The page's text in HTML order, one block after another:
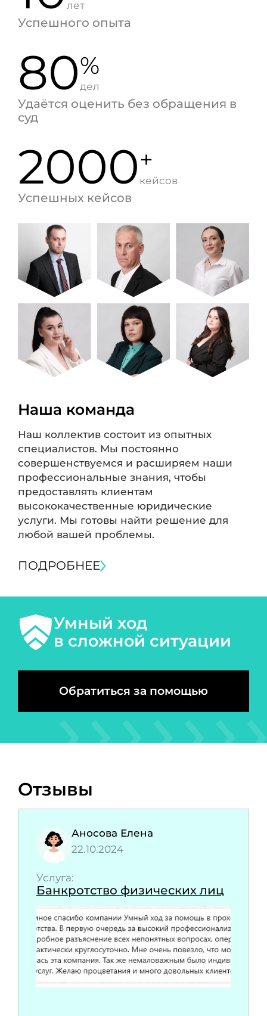
лет
Успешного опыта
80%
дел
Удаётся оценить без обращения в
суд
2000+
кейсов
Успешных кейсов
Наша команда
Наш коллектив состоит из опытных
специалистов. Мы постоянно
совершенствуемся и расширяем наши
профессиональные знания, чтобы
предоставлять клиентам
высококачественные юридические
услуги. Мы готовы найти решение для
любой вашей проблемы.
ПОДРОБНЕЕ
Умный ход
в сложной ситуации
Обратиться за помощью
Отзывы
Аносова Елена
22.10.2024
Услуга:
Банкротство физических лиц